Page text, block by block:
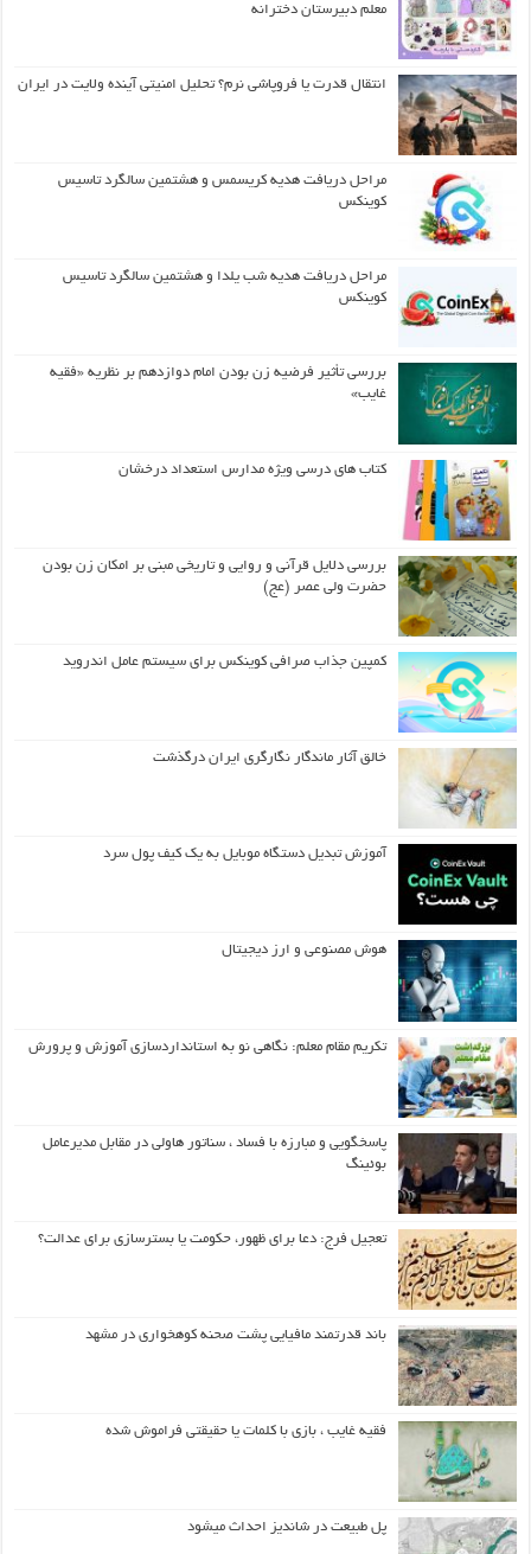
معلم دبیرستان دخترانه
انتقال قدرت یا فروپاشی نرم؟ تحلیل امنیتی آینده ولایت در ایران
مراحل دریافت هدیه کریسمس و هشتمین سالگرد تاسیس
کوینکس
مراحل دریافت هدیه شب یلدا و هشتمین سالگرد تاسیس
کوینکس
بررسی تأثیر فرضیه زن بودن امام دوازدهم بر نظریه «فقیه
غایب»
کتاب های درسی ویژه مدارس استعداد درخشان
بررسی دلایل قرآنی و روایی و تاریخی مبنی بر امکان زن بودن
حضرت ولی عصر (عج)
کمپین جذاب صرافی کوینکس برای سیستم عامل اندروید
خالق آثار ماندگار نگارگری ایران درگذشت
آموزش تبدیل دستگاه موبایل به یک کیف‌ پول سرد
هوش مصنوعی و ارز دیجیتال
تکریم مقام معلم: نگاهی نو به استانداردسازی آموزش و پرورش
پاسخگویی و مبارزه با فساد ، سناتور هاولی در مقابل مدیرعامل
بوئینگ
تعجیل فرج: دعا برای ظهور، حکومت یا بسترسازی برای عدالت؟
باند قدرتمند مافیایی پشت صحنه کوهخواری در مشهد
فقیه غایب ، بازی با کلمات یا حقیقتی فراموش شده
پل طبیعت در شاندیز احداث میشود